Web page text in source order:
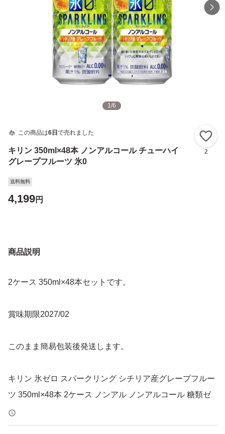
1/6
この商品は6日 で売れました
キリン 350ml×48本 ノンアルコール チューハイ
グレープフルーツ 氷0
2
送料無料
4,199円
商品説明
2ケース 350ml×48本セットです。
賞味期限2027/02
このまま簡易包装後発送します。
キリン 氷ゼロ スパークリング シチリア産グレープフルー
ツ 350ml×48本 2ケース ノンアル ノンアルコール 糖類ゼ
ロ カロリーゼロ キリン
KIRIN 氷結ゼロSPARKLING シチリア産グレープフルー